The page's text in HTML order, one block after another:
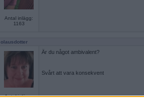
Antal inlägg:
1163
olausdotter
Antal inlägg:
Är du något ambivalent?
Svårt att vara konsekvent